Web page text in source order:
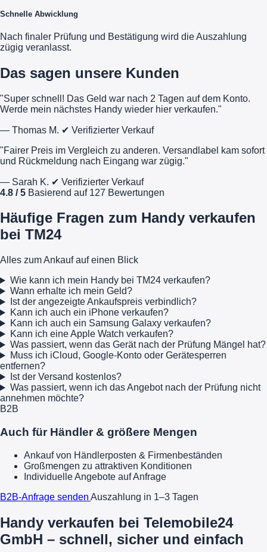
Schnelle Abwicklung
Nach finaler Prüfung und Bestätigung wird die Auszahlung
zügig veranlasst.
Das sagen unsere Kunden
"Super schnell! Das Geld war nach 2 Tagen auf dem Konto.
Werde mein nächstes Handy wieder hier verkaufen."
— Thomas M. ✔ Verifizierter Verkauf
"Fairer Preis im Vergleich zu anderen. Versandlabel kam sofort
und Rückmeldung nach Eingang war zügig."
— Sarah K. ✔ Verifizierter Verkauf
4.8 / 5 Basierend auf 127 Bewertungen
Häufige Fragen zum Handy verkaufen
bei TM24
Alles zum Ankauf auf einen Blick
Wie kann ich mein Handy bei TM24 verkaufen?
Wann erhalte ich mein Geld?
Ist der angezeigte Ankaufspreis verbindlich?
Kann ich auch ein iPhone verkaufen?
Kann ich auch ein Samsung Galaxy verkaufen?
Kann ich eine Apple Watch verkaufen?
Was passiert, wenn das Gerät nach der Prüfung Mängel hat?
Muss ich iCloud, Google-Konto oder Gerätesperren
entfernen?
Ist der Versand kostenlos?
Was passiert, wenn ich das Angebot nach der Prüfung nicht
annehmen möchte?
B2B
Auch für Händler & größere Mengen
Ankauf von Händlerposten & Firmenbeständen
Großmengen zu attraktiven Konditionen
Individuelle Angebote auf Anfrage
B2B-Anfrage senden Auszahlung in 1–3 Tagen
Handy verkaufen bei Telemobile24
GmbH – schnell, sicher und einfach